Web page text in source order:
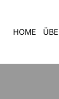
HOME